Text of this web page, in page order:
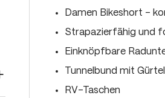
Damen Bikeshort –
Strapazierfähig und
Einknöpfbare
Tunnelbund mit
RV-Taschen